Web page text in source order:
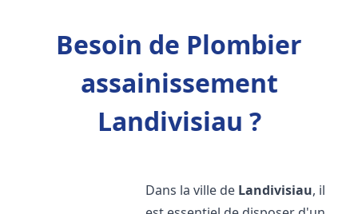
Besoin de Plombier
assainissement
Landivisiau ?
Dans la ville de Landivisiau, il